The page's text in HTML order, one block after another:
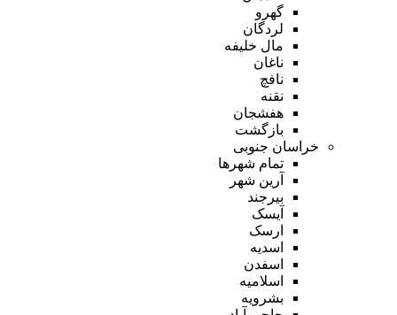
گهرو
لردگان
مال خلیفه
ناغان
نافچ
نقنه
هفشجان
بازگشت
خراسان جنوبی
تمام شهر‌ها
آرین شهر
بیرجند
آیسک
ارسک
اسدیه
اسفدن
اسلامیه
بشرویه